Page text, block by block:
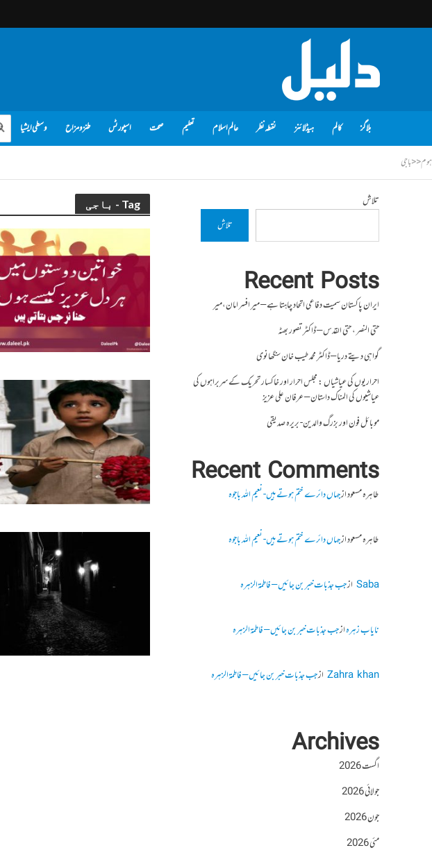
بلاگز کالم ہیڈلائنز نقطہ نظر عالم اسلام تعلیم صحت اسپورٹس طنز و مزاح وسطی ایشیا
ہوم<<باجی
Tag - باجی تلاش
تلاش
Recent Posts
ایران پاکستان سمیت دفاعی اتحاد چاہتا ہے – میر افسر امان،میر
حتی النصر ، حتی القدس – ڈاکٹر تصور بھٹہ
گواہی دیتے دریا – ڈاکٹر محمد طیب خان سنگھانوی
احراریوں کی عیاشیاں : مجلس احرار اور خاکسار تحریک کے سربراہوں کی
عیاشیوں کی المناک داستان – عرفان علی عزیز
موبائل فون اور بزرگ والدین- بریرہ صدیقی
Recent Comments
طاہرہ مسعودازجہاں دائرے ختم ہوتے ہیں- نعیم اللہ باجوہ
طاہرہ مسعودازجہاں دائرے ختم ہوتے ہیں- نعیم اللہ باجوہ
Sabaازجب جذبات خبر بن جائیں – فاطمۃالزہرہ
نایاب زہرہازجب جذبات خبر بن جائیں – فاطمۃالزہرہ
Zahra khanازجب جذبات خبر بن جائیں – فاطمۃالزہرہ
Archives
اگست 2026
جولائی 2026
جون 2026
مئی 2026